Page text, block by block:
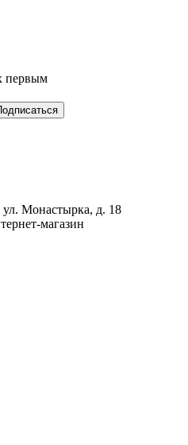
первым
Монастырка, д. 18
магазин